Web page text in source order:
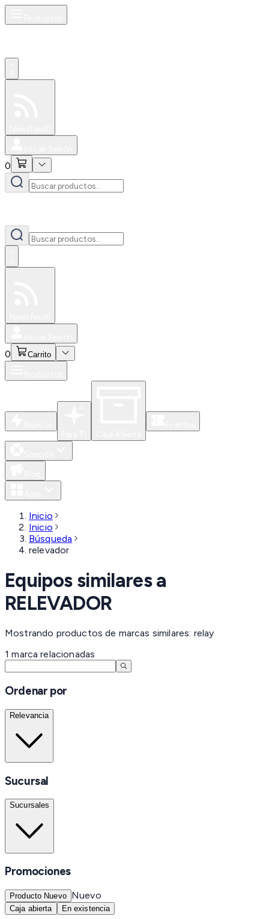
0
0 Carrito
Inicio
Inicio
Búsqueda
relevador
Equipos similares a
RELEVADOR
Mostrando productos de marcas similares: relay
1 marca relacionadas
Ordenar por
Relevancia
Sucursal
Sucursales
Promociones
Producto Nuevo Nuevo
Caja abierta En existencia